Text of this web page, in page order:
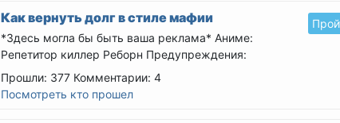
Как вернуть долг в стиле мафии
*Здесь могла бы быть ваша реклама* Аниме:
Репетитор киллер Реборн Предупреждения:
1)Возможен ОС и...
Прошли: 377 Комментарии: 4
Посмотреть кто прошел